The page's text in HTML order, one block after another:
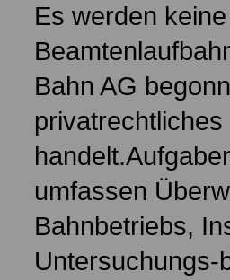
Es werden
Bahn AG
umfassen
Bahnbetriebs,
Untersuchungs-